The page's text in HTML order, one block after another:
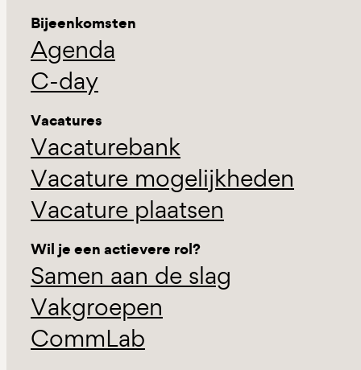
Bijeenkomsten
Agenda
C-day
Vacatures
Vacaturebank
Vacature mogelijkheden
Vacature plaatsen
Wil je een actievere rol?
Samen aan de slag
Vakgroepen
CommLab